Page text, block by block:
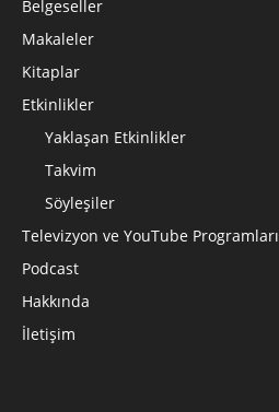
Belgeseller
Makaleler
Kitaplar
Etkinlikler
Yaklaşan Etkinlikler
Takvim
Söyleşiler
Televizyon ve YouTube Programları
Podcast
Hakkında
İletişim